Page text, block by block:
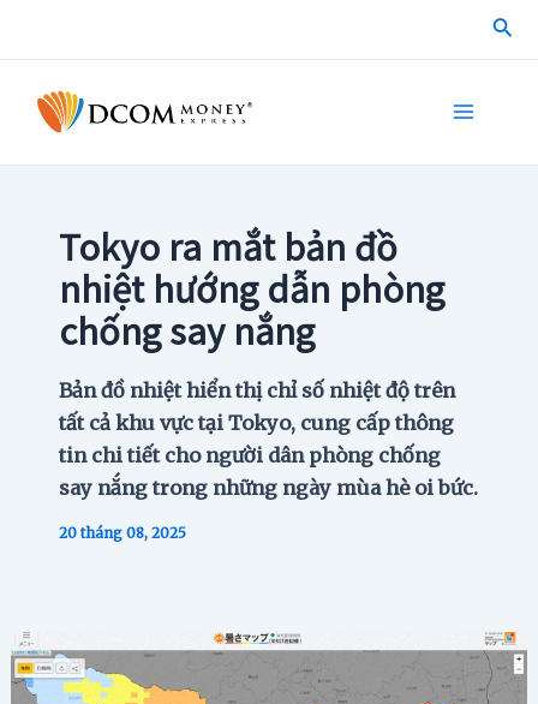
Tokyo ra mắt bản đồ
nhiệt hướng dẫn phòng
chống say nắng
Bản đồ nhiệt hiển thị chỉ số nhiệt độ trên
tất cả khu vực tại Tokyo, cung cấp thông
tin chi tiết cho người dân phòng chống
say nắng trong những ngày mùa hè oi bức.
20 tháng 08, 2025